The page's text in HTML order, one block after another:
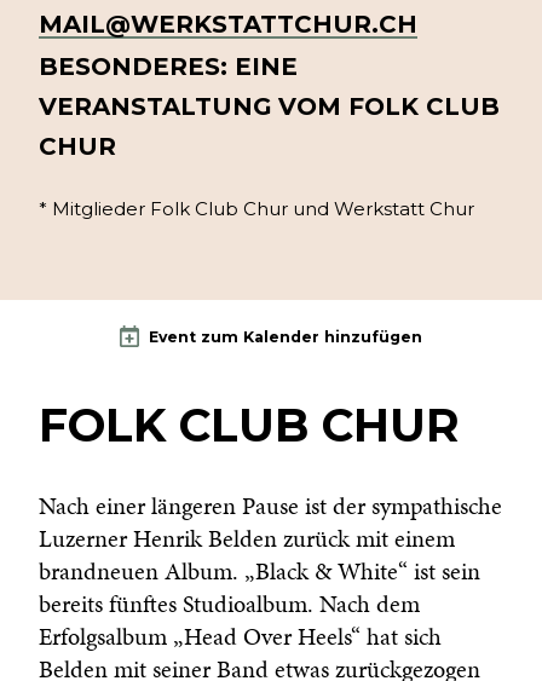
MAIL@WERKSTATTCHUR.CH
BESONDERES: EINE
VERANSTALTUNG VOM FOLK CLUB
CHUR
* Mitglieder Folk Club Chur und Werkstatt Chur
Event zum Kalender hinzufügen
FOLK CLUB CHUR
Nach einer längeren Pause ist der sympathische
Luzerner Henrik Belden zurück mit einem
brandneuen Album. „Black & White“ ist sein
bereits fünftes Studioalbum. Nach dem
Erfolgsalbum „Head Over Heels“ hat sich
Belden mit seiner Band etwas zurückgezogen